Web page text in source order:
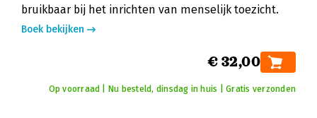
bruikbaar bij het inrichten van menselijk toezicht.
Boek bekijken
€ 32,00
Op voorraad | Nu besteld, dinsdag in huis | Gratis verzonden